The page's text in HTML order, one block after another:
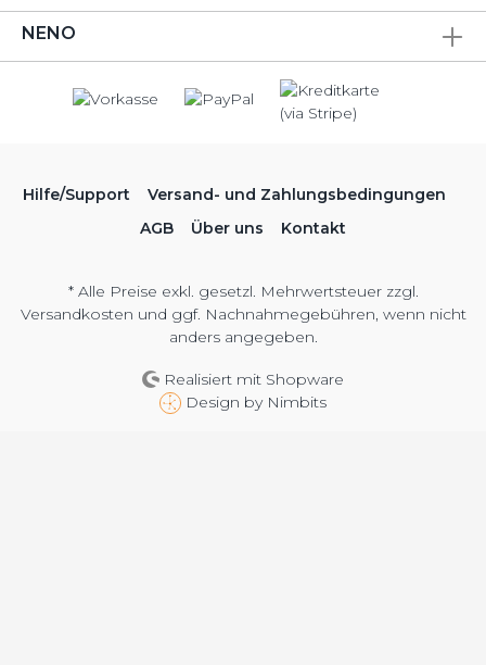
NENO
Hilfe/Support
Versand- und Zahlungsbedingungen
AGB
Über uns Kontakt
* Alle Preise exkl. gesetzl. Mehrwertsteuer zzgl.
Versandkosten und ggf. Nachnahmegebühren, wenn nicht
anders angegeben.
Realisiert mit Shopware
Design by Nimbits